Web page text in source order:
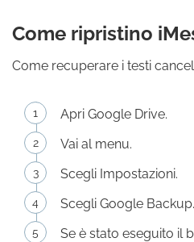
Come ripristino
Come recuperare i testi
Apri Google Drive.
Vai al menu.
Scegli Impostazioni.
Scegli Google Backup.
Se è stato eseguito il